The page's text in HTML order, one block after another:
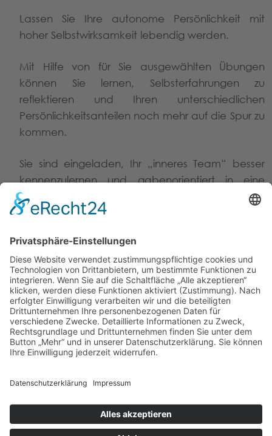
Lassen Sie Ihre autonome Persönlichkeit mit
hoher Selbstwirksamkeit lebendig werden.
Mit Hilfe von für Sie ausgewählten Übungen
können Sie lernen, Selbsterfahrungen zu
reflektieren und Ihren unterschiedlichen
Persönlichkeitsanteilen noch mehr auf die Spur zu
kommen.
Sie sind eingeladen, Ihr „inneres Team“ besser
kennenzulernen und gabenorientiert in eine
stimmige Persönlichkeit zu integrieren. So können
Sie Ihrer selbst bewusst leben.
Durch die zunehmende Selbsterkenntnis und
Selbstakzeptanz werden Energien freigesetzt, die
sich positiv auf Ihre Beziehungs-,
Kommunikations- und
Konfliktlösungskompetenzen auswirken.
© 2026Susanne-Seeber-Coaching
Mobil 0151 / 65 21 01 6
Kontaktformular